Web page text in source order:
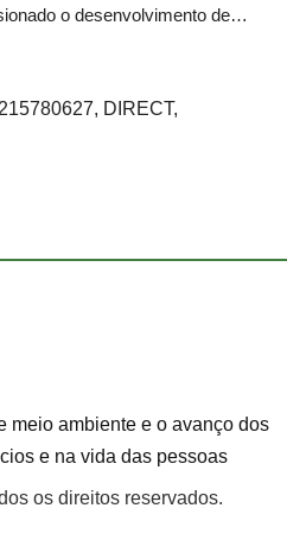
o desenvolvimento de…
DIRECT,
meio ambiente e o avanço dos
e na vida das pessoas
os direitos reservados.